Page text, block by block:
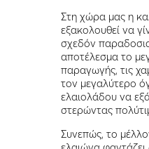
Στη χώρα μας η
εξακολουθεί να
σχεδόν
αποτέλεσμα το
παραγωγής, τις
τον μεγαλύτερο
ελαιολάδου να
στερώντας
Συνεπώς, το